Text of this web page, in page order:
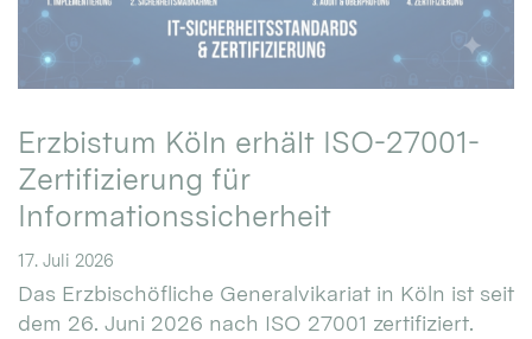
Erzbistum Köln erhält ISO-27001-
Zertifizierung für
Informationssicherheit
17. Juli 2026
Das Erzbischöfliche Generalvikariat in Köln ist seit
dem 26. Juni 2026 nach ISO 27001 zertifiziert.